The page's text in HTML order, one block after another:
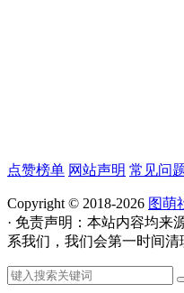
点赞榜单 网站声明 常见问
Copyright © 2018-2026 图萌
· 免责声明：本站内容均来
系我们，我们会第一时间清